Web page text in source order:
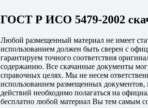
ГОСТ Р ИСО 5479-2002
Любой размещенный материал не имеет
использованием должен быть сверен с
гарантируем точного соответствия
содержанию. Все скачанные документы
справочных целях. Мы не несем
использованием размещенных
действий необходимо полагаться на
бесплатно любой материал Вы тем самым